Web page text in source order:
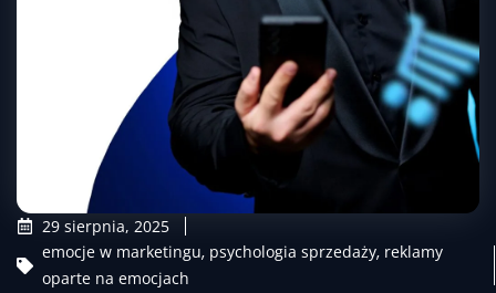
29 sierpnia, 2025
emocje w marketingu, psychologia sprzedaży, reklamy
oparte na emocjach